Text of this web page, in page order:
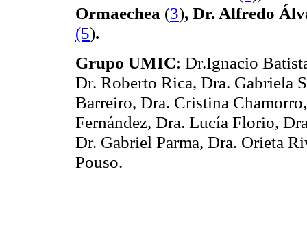
Ormaechea (3), Dr. Alfredo
(5).
Grupo UMIC: Dr.Ignacio
Dr. Roberto Rica, Dra. Gabriela
Barreiro, Dra. Cristina
Fernández, Dra. Lucía Florio,
Dr. Gabriel Parma, Dra. Orieta
Pouso.